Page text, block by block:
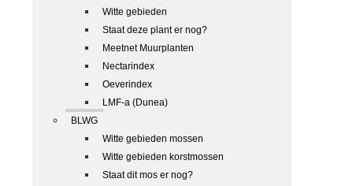
Witte gebieden
Staat deze plant er nog?
Meetnet Muurplanten
Nectarindex
Oeverindex
LMF-a (Dunea)
BLWG
Witte gebieden mossen
Witte gebieden korstmossen
Staat dit mos er nog?